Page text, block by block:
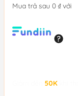
Mua trả sau 0 ₫ với
50K